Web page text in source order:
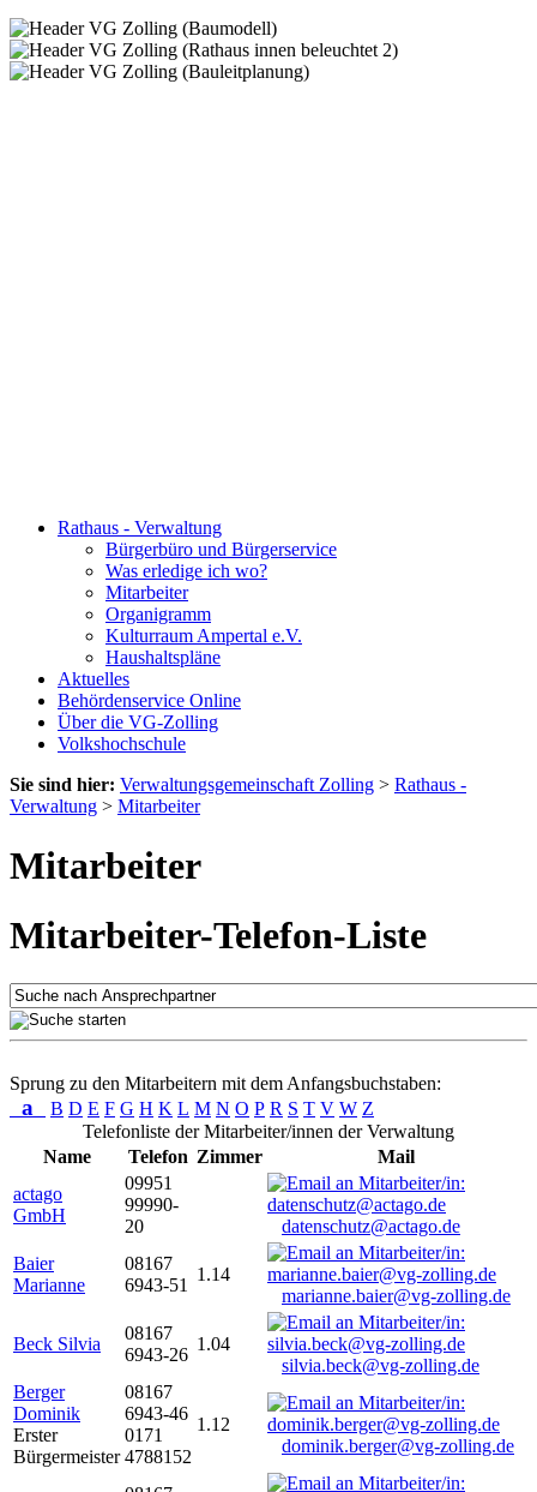
Rathaus - Verwaltung
Bürgerbüro und Bürgerservice
Was erledige ich wo?
Mitarbeiter
Organigramm
Kulturraum Ampertal e.V.
Haushaltspläne
Aktuelles
Behördenservice Online
Über die VG-Zolling
Volkshochschule
Sie sind hier: Verwaltungsgemeinschaft Zolling > Rathaus -
Verwaltung > Mitarbeiter
Mitarbeiter
Mitarbeiter-Telefon-Liste
Sprung zu den Mitarbeitern mit dem Anfangsbuchstaben:
a B D E F G H K L M N O P R S T V W Z
Telefonliste der Mitarbeiter/innen der Verwaltung
Name
Telefon Zimmer
Mail
actago
GmbH
09951
99990-
20
datenschutz@actago.de
Baier
Marianne
08167
6943-51
1.14
marianne.baier@vg-zolling.de
Beck Silvia
08167
6943-26
1.04
silvia.beck@vg-zolling.de
Berger
Dominik
Erster
Bürgermeister
08167
6943-46
0171
4788152
1.12
dominik.berger@vg-zolling.de